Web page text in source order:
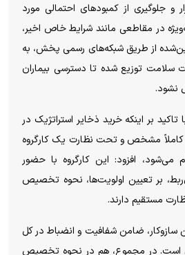
و جلوگیری از کمبود‌های احتمالی مورد
در مقاطعی مانند شرایط خاص اخیر،
از طریق شبکه‌های رسمی پخش، به
سلامت توزیع شده تا دسترسی بیماران
نشود.
بر اینکه خرید ذخایر استراتژیک در
کاملاً مشخص و تحت نظارت یک کارگروه
افزود: این کارگروه با حضور
بر تعیین اولویت‌ها، نحوه تخصیص
مستقیم دارند.
سازوکار، ضامن شفافیت و انضباط در کل
است. در مجموع، هم در نحوه تخصیص